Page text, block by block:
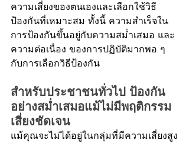
ความเสี่ยงของตนเองและเลือกใช้วิธี
ป้องกันที่เหมาะสม ทั้งนี้ ความสำเร็จใน
การป้องกันขึ้นอยู่กับความสม่ำเสมอ และ
ความต่อเนื่อง ของการปฏิบัติมากพอ ๆ
กับการเลือกวิธีป้องกัน
สำหรับประชาชนทั่วไป ป้องกัน
อย่างสม่ำเสมอแม้ไม่มีพฤติกรรม
เสี่ยงชัดเจน
แม้คุณจะไม่ได้อยู่ในกลุ่มที่มีความเสี่ยงสูง